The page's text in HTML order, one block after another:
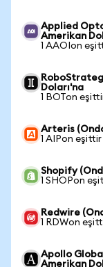
Applied
Amerikan
1 AAOIon
Doları'na
1 BOTon
Arteris
1 AIPon
Shopify
1 SHOPon
Redwire
1 RDWon
Apollo
Amerikan